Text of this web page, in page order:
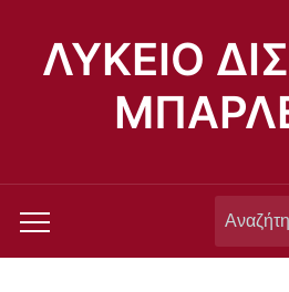
ΛΥΚΕΙΟ
Εναλλαγή
του
για: